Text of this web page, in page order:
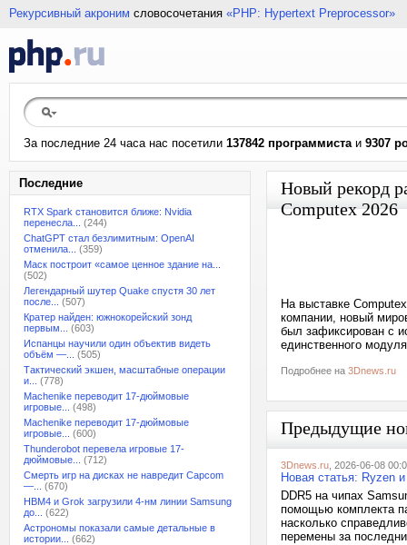
Рекурсивный акроним словосочетания «PHP: Hypertext Preprocessor»
За последние 24 часа нас посетили 137842 программистаи 9307
Последние
RTX Spark становится ближе: Nvidia
перенесла...
(244)
ChatGPT стал безлимитным: OpenAI
отменила...
(359)
Маск построит «самое ценное здание на...
(502)
Легендарный шутер Quake спустя 30 лет
после...
(507)
Кратер найден: южнокорейский зонд
первым...
(603)
Испанцы научили один объектив видеть
объём —...
(505)
Тактический экшен, масштабные операции
и...
(778)
Machenike переводит 17-дюймовые
игровые...
(498)
Machenike переводит 17-дюймовые
игровые...
(600)
Thunderobot перевела игровые 17-
дюймовые...
(712)
Смерть игр на дисках не навредит Capcom
—...
(670)
HBM4 и Grok загрузили 4-нм линии Samsung
до...
(622)
Астрономы показали самые детальные в
истории...
(662)
Новый рекорд
Computex 2026
На выставке
компании, новый
был зафиксирован с
единственного
Подробнее на 3Dnews.ru
Предыдущие
3Dnews.ru , 2026-06-08
Новая статья: Ryzen
DDR5 на чипах
помощью комплекта
насколько
перемены за